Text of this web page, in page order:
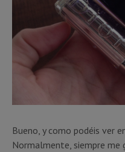
Bueno, y como podéis ver
Normalmente, siempre